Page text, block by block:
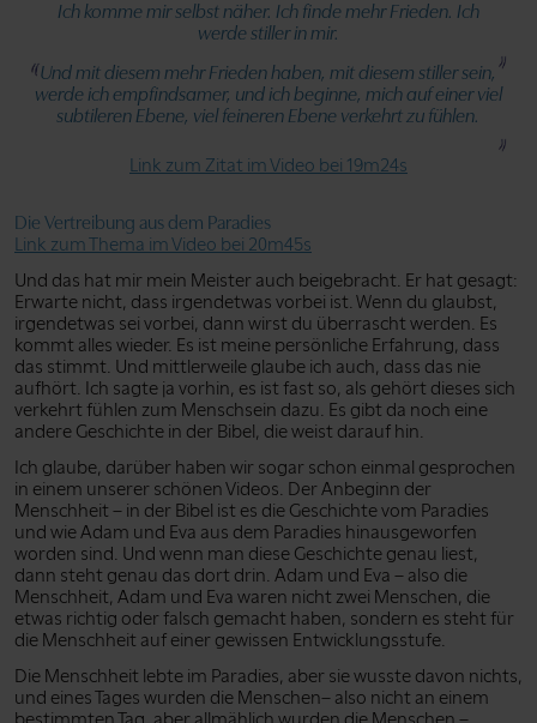
Ich komme mir selbst näher. Ich finde mehr Frieden. Ich
werde stiller in mir.
Und mit diesem mehr Frieden haben, mit diesem stiller sein,
werde ich empfindsamer, und ich beginne, mich auf einer viel
subtileren Ebene, viel feineren Ebene verkehrt zu fühlen.
Link zum Zitat im Video bei 19m24s
Die Vertreibung aus dem Paradies
Link zum Thema im Video bei 20m45s
Und das hat mir mein Meister auch beigebracht. Er hat gesagt:
Erwarte nicht, dass irgendetwas vorbei ist. Wenn du glaubst,
irgendetwas sei vorbei, dann wirst du überrascht werden. Es
kommt alles wieder. Es ist meine persönliche Erfahrung, dass
das stimmt. Und mittlerweile glaube ich auch, dass das nie
aufhört. Ich sagte ja vorhin, es ist fast so, als gehört dieses sich
verkehrt fühlen zum Menschsein dazu. Es gibt da noch eine
andere Geschichte in der Bibel, die weist darauf hin.
Ich glaube, darüber haben wir sogar schon einmal gesprochen
in einem unserer schönen Videos. Der Anbeginn der
Menschheit – in der Bibel ist es die Geschichte vom Paradies
und wie Adam und Eva aus dem Paradies hinausgeworfen
worden sind. Und wenn man diese Geschichte genau liest,
dann steht genau das dort drin. Adam und Eva – also die
Menschheit, Adam und Eva waren nicht zwei Menschen, die
etwas richtig oder falsch gemacht haben, sondern es steht für
die Menschheit auf einer gewissen Entwicklungsstufe.
Die Menschheit lebte im Paradies, aber sie wusste davon nichts,
und eines Tages wurden die Menschen– also nicht an einem